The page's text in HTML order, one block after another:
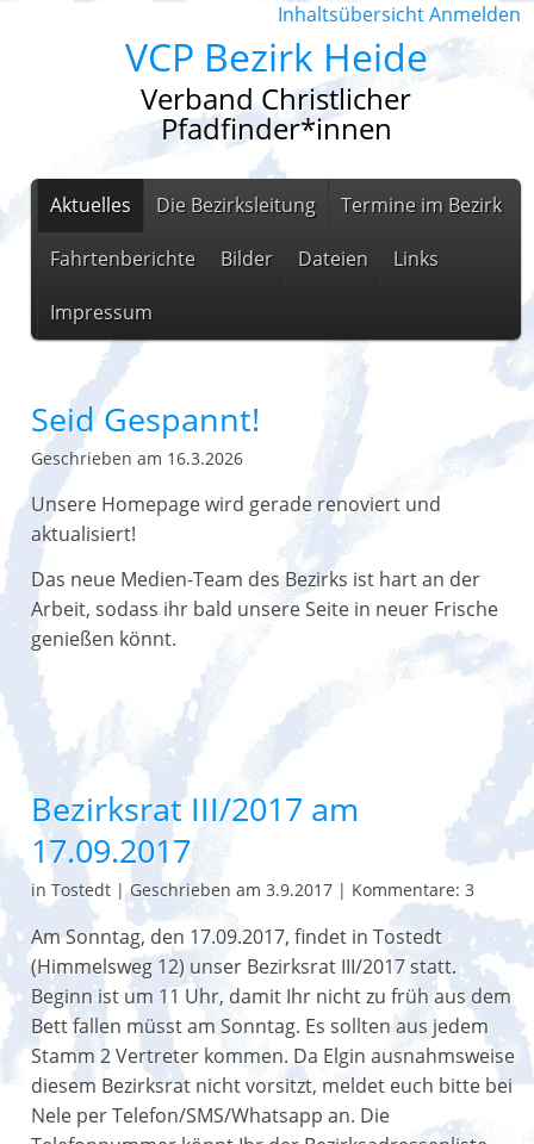
InhaltsübersichtAnmelden
VCP Bezirk Heide
Verband Christlicher
Pfadfinder*innen
Aktuelles Die Bezirksleitung Termine im Bezirk
Fahrtenberichte Bilder Dateien Links
Impressum
Seid Gespannt!
Geschrieben am 16.3.2026
Unsere Homepage wird gerade renoviert und
aktualisiert!
Das neue Medien-Team des Bezirks ist hart an der
Arbeit, sodass ihr bald unsere Seite in neuer Frische
genießen könnt.
Bezirksrat III/2017 am
17.09.2017
in Tostedt |Geschrieben am 3.9.2017 | Kommentare: 3
Am Sonntag, den 17.09.2017, findet in Tostedt
(Himmelsweg 12) unser Bezirksrat III/2017 statt.
Beginn ist um 11 Uhr, damit Ihr nicht zu früh aus dem
Bett fallen müsst am Sonntag. Es sollten aus jedem
Stamm 2 Vertreter kommen. Da Elgin ausnahmsweise
diesem Bezirksrat nicht vorsitzt, meldet euch bitte bei
Nele per Telefon/SMS/Whatsapp an. Die